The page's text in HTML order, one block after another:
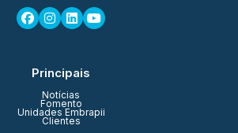
Principais
Notícias
Fomento
Unidades Embrapii
Clientes